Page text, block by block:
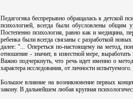
Педагогика беспрерывно обращалась к детской
психологией, всегда были обусловлены общим
Постепенно психология, равно как и медицина,
ребенка были всегда связаны с разработкой
далее: "... Опереться по-настоящему на метод,
отношение - значит, в известной мере,
Важно подчеркнуть, что речь идет именно о
характера исследования, от личности испытуемого.
Большое влияние на возникновение первых
закону. В дальнейшем любая крупная